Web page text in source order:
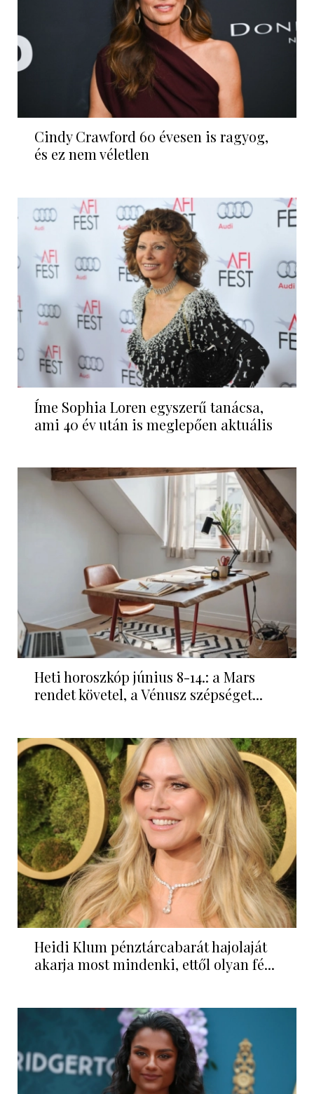
Cindy Crawford 60 évesen is ragyog,
és ez nem véletlen
Íme Sophia Loren egyszerű tanácsa,
ami 40 év után is meglepően aktuális
Heti horoszkóp június 8-14.: a Mars
rendet követel, a Vénusz szépséget...
Heidi Klum pénztárcabarát hajolaját
akarja most mindenki, ettől olyan fé...